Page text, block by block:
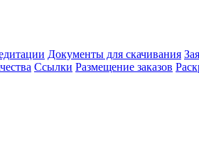
Документы для скачивания
Ссылки Размещение заказов